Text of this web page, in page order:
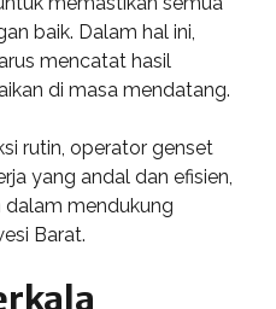
baik. Dalam hal ini,
mencatat hasil
di masa mendatang.
rutin, operator genset
yang andal dan efisien,
mendukung
Barat.